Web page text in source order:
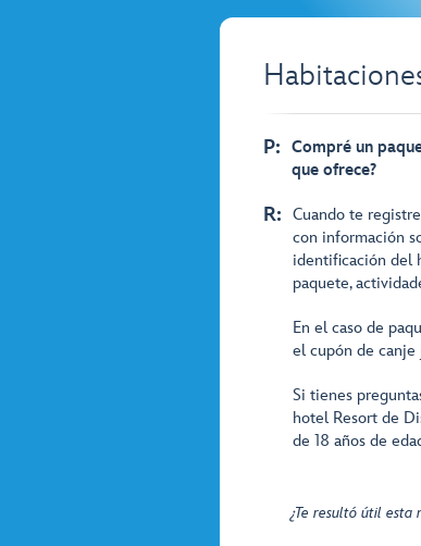
P: Compré un
que ofrece?
R: Cuando te
con información
identificación del
paquete,
En el caso de
el cupón de
Si tienes
hotel Resort de
de 18 años de
¿Te resultó útil esta